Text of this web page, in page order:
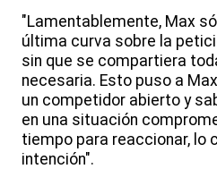
"Lamentablemente, Max
última curva sobre la
sin que se compartiera
necesaria. Esto puso a
un competidor abierto y
en una situación
tiempo para reaccionar, lo
intención".